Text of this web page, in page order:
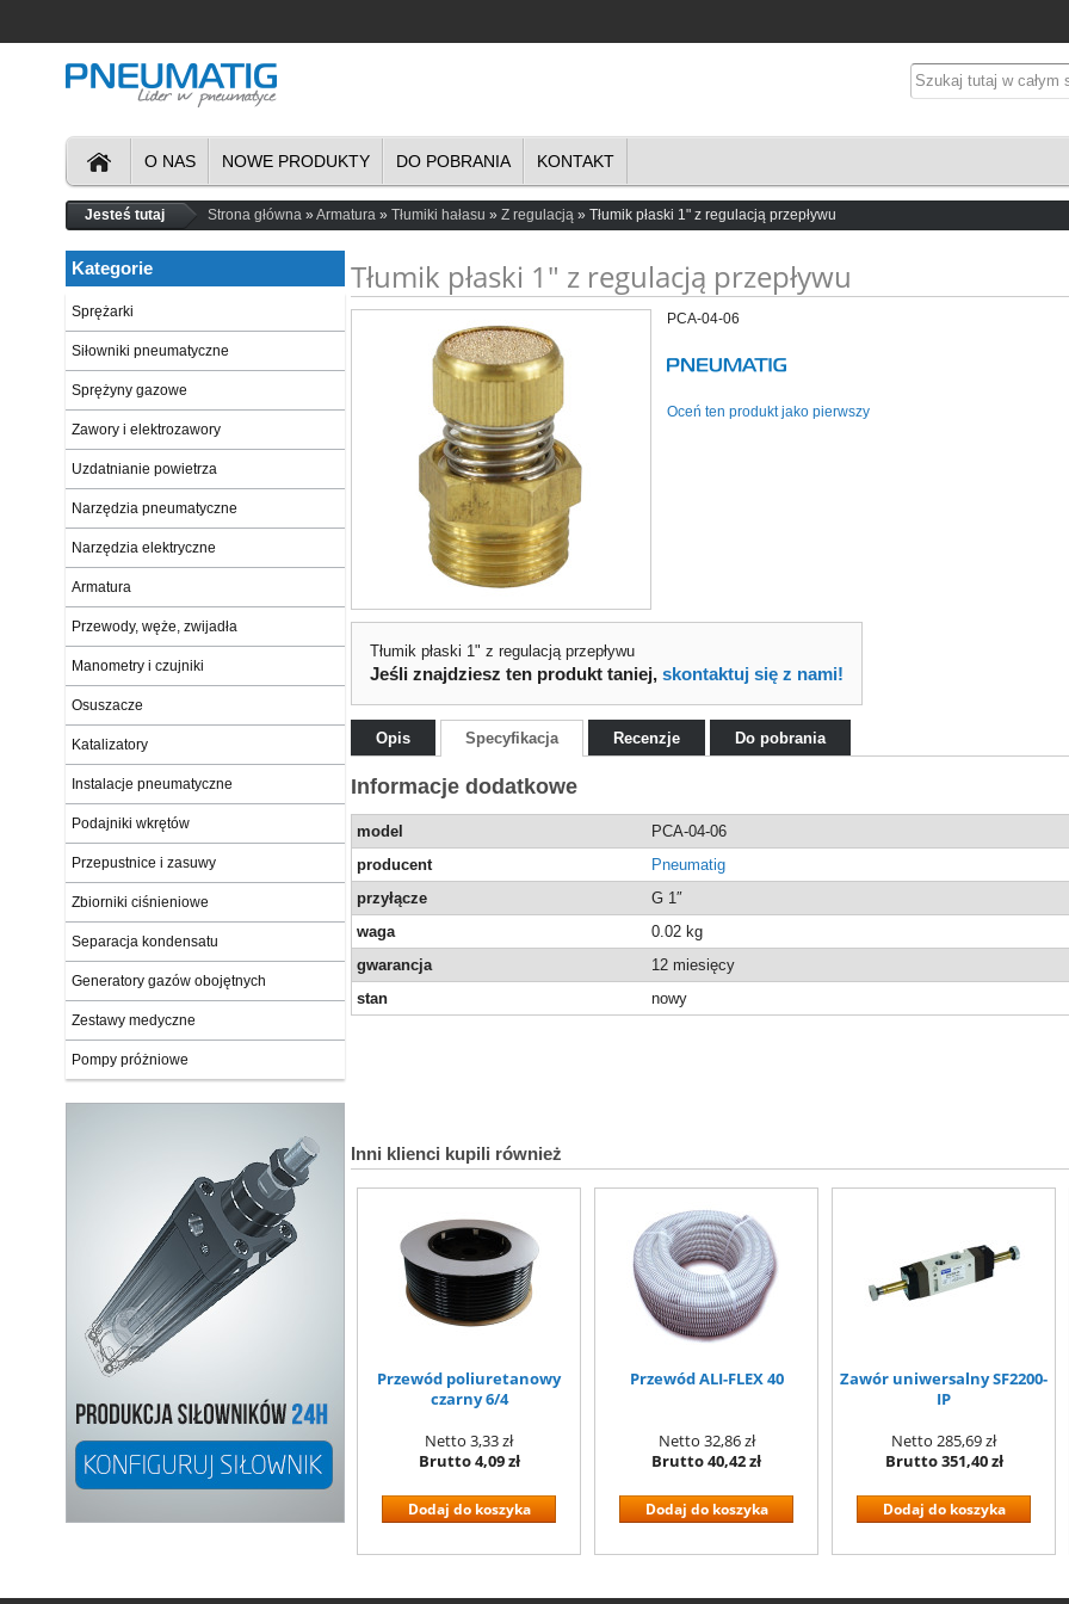
O NAS NOWE PRODUKTY DO POBRANIA KONTAKT
Jesteś tutaj Strona główna Armatura Tłumiki hałasu Z regulacją Tłumik płaski 1" z regulacją przepływu
Tłumik płaski 1" z regulacją przepływu
PCA-04-06
Oceń ten produkt jako pierwszy
Tłumik płaski 1" z regulacją przepływu
Jeśli znajdziesz ten produkt taniej,skontaktuj się z nami!
Opis Specyfikacja Recenzje Do pobrania
Informacje dodatkowe
model
PCA-04-06
producent
Pneumatig
przyłącze
G 1″
waga
0.02 kg
gwarancja
12 miesięcy
stan
nowy
Inni klienci kupili również
Przewód poliuretanowy
czarny 6/4
Netto 3,33 zł
Brutto4,09 zł
Dodaj do koszyka
Przewód ALI-FLEX 40
Netto 32,86 zł
Brutto40,42 zł
Dodaj do koszyka
Zawór uniwersalny SF2200-
IP
Netto 285,69 zł
Brutto351,40 zł
Dodaj do koszyka
Kategorie
Sprężarki
Siłowniki pneumatyczne
Sprężyny gazowe
Zawory i elektrozawory
Uzdatnianie powietrza
Narzędzia pneumatyczne
Narzędzia elektryczne
Armatura
Przewody, węże, zwijadła
Manometry i czujniki
Osuszacze
Katalizatory
Instalacje pneumatyczne
Podajniki wkrętów
Przepustnice i zasuwy
Zbiorniki ciśnieniowe
Separacja kondensatu
Generatory gazów obojętnych
Zestawy medyczne
Pompy próżniowe